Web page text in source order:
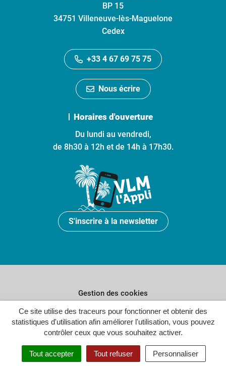
Ce site utilise des traceurs pour fonctionner et obtenir des
statistiques d'utilisation afin améliorer l'utilisation, vous pouvez
contrôler ceux que vous souhaitez activer.
Tout accepter Tout refuser Personnaliser
BP 15
34751 Villeneuve-lès-Maguelone
Cedex
+33 4 67 69 75 75
Nous écrire
Horaires d'ouverture
Du lundi au vendredi,
de 8h30 à 12h et de 14h à 17h30.
S'inscrire à la newsletter
Gestion des cookies
Plan du site
Politique de confidentialité
Crédits